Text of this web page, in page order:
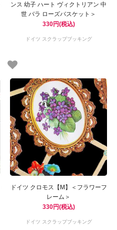
ンス 幼子 ハート ヴィクトリアン 中
世 バラ ローズバスケット＞
330円(税込)
ドイツ スクラップブッキング
ドイツ クロモス【M】＜フラワーフ
レーム＞
330円(税込)
ドイツ スクラップブッキング